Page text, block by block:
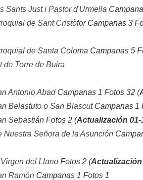
Sants Just i Pastor d'Urmella
de Sant CristòforCampanas 3
de Santa Coloma Campanas 5
de Torre de Buira
Antonio AbadCampanas 1 Fotos 32 (
Belastuto o San BlascutCampanas 1
Sebastián Fotos 2 (Actualización 01-
Nuestra Señora de la Asunción
del Llano Fotos 2 (Actualización
Ramón Campanas 1 Fotos 1